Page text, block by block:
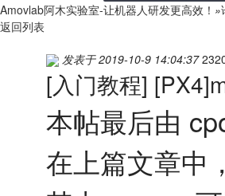
Amovlab阿木实验室-让机器人研发更高效！ »
返回列表
发表于 2019-10-9 14:04:37
[入门教程]
本帖最后由
在上篇文章中